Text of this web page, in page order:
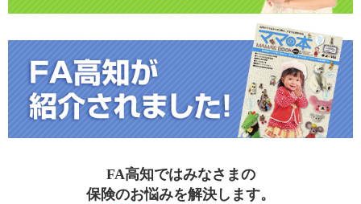
FA高知ではみなさまの
保険のお悩みを解決します。